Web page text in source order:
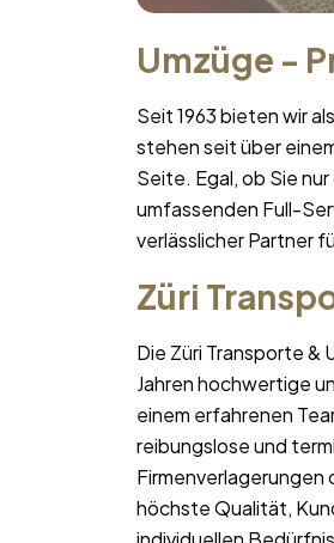
Umzüge -
Seit 1963 bieten wir
stehen seit über
Seite. Egal, ob Sie
umfassenden Full-
verlässlicher Partner
Züri
Die Züri Transporte &
Jahren hochwertige
einem erfahrenen
reibungslose und
Firmenverlagerungen
höchste Qualität,